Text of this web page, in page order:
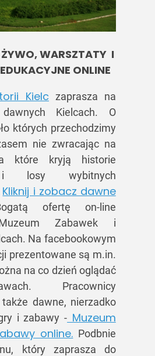
ŻYWO, WARSZTATY I
ONLINE
Kielc zaprasza na
Kielcach. O
których przechodzimy
nie zwracając na
które kryją historie
i losy wybitnych
Kliknij i zobacz dawne
ofertę on-line
Zabawek i
Na facebookowym
prezentowane są m.in.
na co dzień oglądać
Pracownicy
dawne, nierzadko
i zabawy - Muzeum
online. Podbnie
który zaprasza do